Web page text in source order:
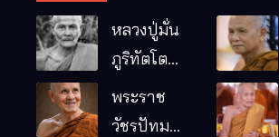
หลวงปู่มั่น
ภูริทัตโต
พระอริยเจ้า
ผู้เป็นบิดา
พระราช
วัชรปัทม